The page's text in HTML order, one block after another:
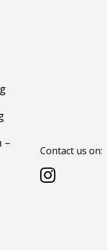
–
Contact us on: